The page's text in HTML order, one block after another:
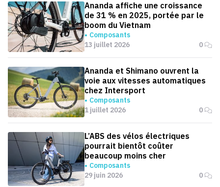
Ananda affiche une croissance
de 31 % en 2025, portée par le
boom du Vietnam
Composants
13 juillet 2026
0
Ananda et Shimano ouvrent la
voie aux vitesses automatiques
chez Intersport
Composants
1 juillet 2026
0
L’ABS des vélos électriques
pourrait bientôt coûter
beaucoup moins cher
Composants
29 juin 2026
0